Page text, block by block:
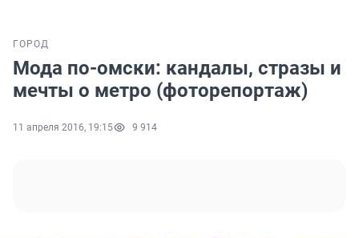
ГОРОД
Мода по-омски: кандалы, стразы и
мечты о метро (фоторепортаж)
11 апреля 2016, 19:15 9 914